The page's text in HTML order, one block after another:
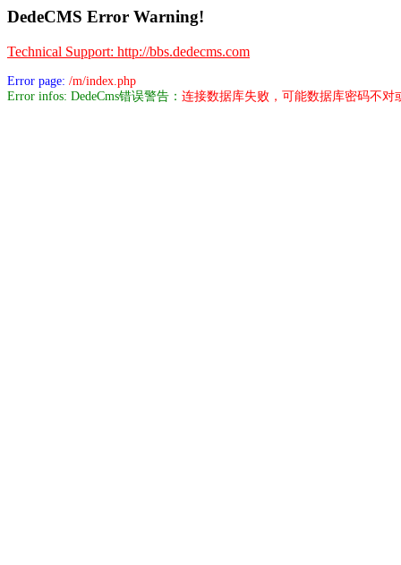
DedeCMS Error Warning!
Technical Support: http://bbs.dedecms.com
Error page: /m/index.php
Error infos: DedeCms错误警告： 连接数据库失败，可能数据库密码不对